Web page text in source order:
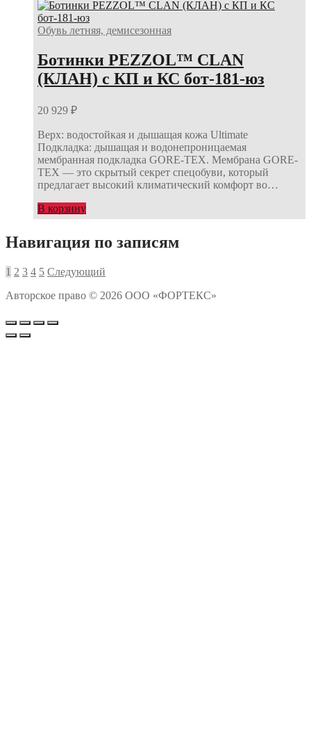
Обувь летняя, демисезонная
Ботинки PEZZOL™ CLAN
(КЛАН) с КП и КС бот-181-юз
20 929 ₽
Верх: водостойкая и дышащая кожа Ultimate
Подкладка: дышащая и водонепроницаемая
мембранная подкладка GORE-TEX. Мембрана GORE-
TEX — это скрытый секрет спецобуви, который
предлагает высокий климатический комфорт во…
В корзину
Навигация по записям
1 2 3 4 5 Следующий
Авторское право © 2026 ООО «ФОРТЕКС»